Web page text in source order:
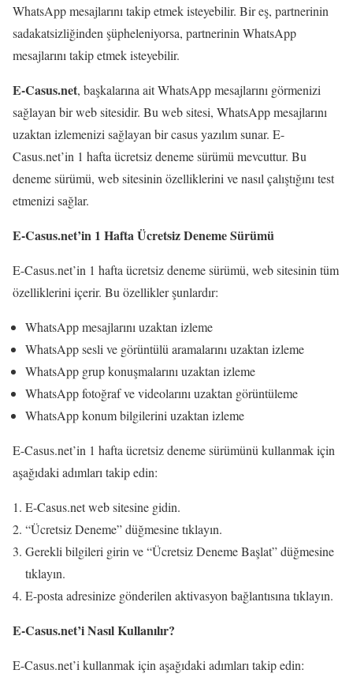
WhatsApp mesajlarını takip etmek isteyebilir. Bir eş, partnerinin
sadakatsizliğinden şüpheleniyorsa, partnerinin WhatsApp
mesajlarını takip etmek isteyebilir.
E-Casus.net, başkalarına ait WhatsApp mesajlarını görmenizi
sağlayan bir web sitesidir. Bu web sitesi, WhatsApp mesajlarını
uzaktan izlemenizi sağlayan bir casus yazılım sunar. E-
Casus.net’in 1 hafta ücretsiz deneme sürümü mevcuttur. Bu
deneme sürümü, web sitesinin özelliklerini ve nasıl çalıştığını test
etmenizi sağlar.
E-Casus.net’in 1 Hafta Ücretsiz Deneme Sürümü
E-Casus.net’in 1 hafta ücretsiz deneme sürümü, web sitesinin tüm
özelliklerini içerir. Bu özellikler şunlardır:
WhatsApp mesajlarını uzaktan izleme
WhatsApp sesli ve görüntülü aramalarını uzaktan izleme
WhatsApp grup konuşmalarını uzaktan izleme
WhatsApp fotoğraf ve videolarını uzaktan görüntüleme
WhatsApp konum bilgilerini uzaktan izleme
E-Casus.net’in 1 hafta ücretsiz deneme sürümünü kullanmak için
aşağıdaki adımları takip edin:
E-Casus.net web sitesine gidin.
“Ücretsiz Deneme” düğmesine tıklayın.
Gerekli bilgileri girin ve “Ücretsiz Deneme Başlat” düğmesine
tıklayın.
E-posta adresinize gönderilen aktivasyon bağlantısına tıklayın.
E-Casus.net’i Nasıl Kullanılır?
E-Casus.net’i kullanmak için aşağıdaki adımları takip edin: